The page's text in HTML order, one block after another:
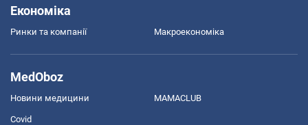
Економіка
Ринки та компанії Макроекономіка
MedOboz
Новини медицини MAMACLUB
Covid